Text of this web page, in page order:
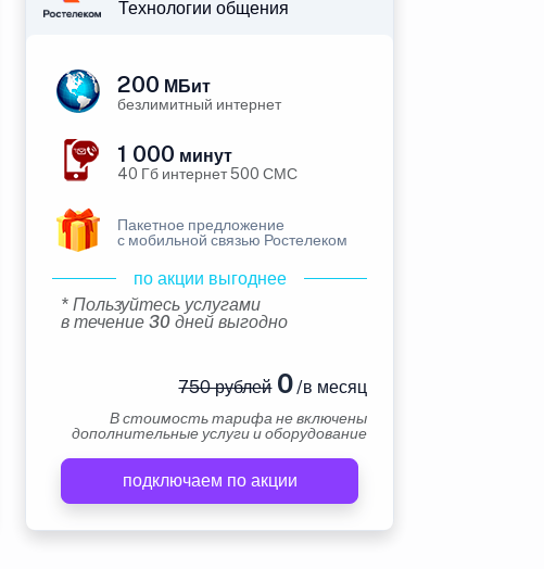
Технологии общения
200 МБит
безлимитный интернет
1 000 минут
40 Гб интернет 500 СМС
Пакетное предложение
с мобильной связью Ростелеком
по акции выгоднее
* Пользуйтесь услугами
в течение 30 дней выгодно
750 рублей0/в месяц
В стоимость тарифа не включены
дополнительные услуги и оборудование
подключаем по акции